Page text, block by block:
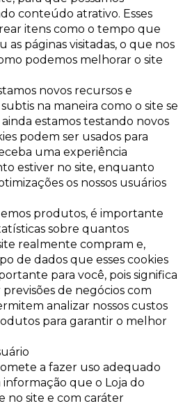
conteúdo atrativo. Esses
itens como o tempo que
as páginas visitadas, o que nos
podemos melhorar o site
novos recursos e
na maneira como o site se
estamos testando novos
podem ser usados ​​para
uma experiência
estiver no site, enquanto
os nossos usuários
produtos, é importante
sobre quantos
realmente compram e,
de dados que esses cookies
para você, pois significa
de negócios com
analizar nossos custos
para garantir o melhor
a fazer uso adequado
que o Loja do
no site e com caráter